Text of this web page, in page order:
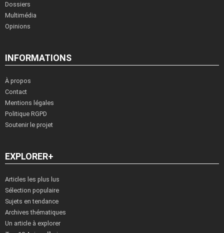
Dossiers
Multimédia
Opinions
INFORMATIONS
À propos
Contact
Mentions légales
Politique RGPD
Soutenir le projet
EXPLORER+
Articles les plus lus
Sélection populaire
Sujets en tendance
Archives thématiques
Un article à explorer